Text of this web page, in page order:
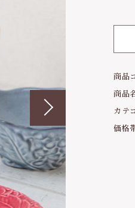
急須・ポット・コーヒー
子ども食器（すくい易い
調理道具・卓上小物
保存容器・弁当箱
耐熱陶器
インテリア・花瓶
kobanaシリーズ
o
a
n
a
小
商品
商品
カテ
価格
カー